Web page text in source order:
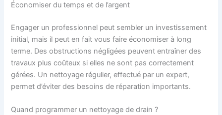
Économiser du temps et de l’argent
Engager un professionnel peut sembler un investissement
initial, mais il peut en fait vous faire économiser à long
terme. Des obstructions négligées peuvent entraîner des
travaux plus coûteux si elles ne sont pas correctement
gérées. Un nettoyage régulier, effectué par un expert,
permet d’éviter des besoins de réparation importants.
Quand programmer un nettoyage de drain ?